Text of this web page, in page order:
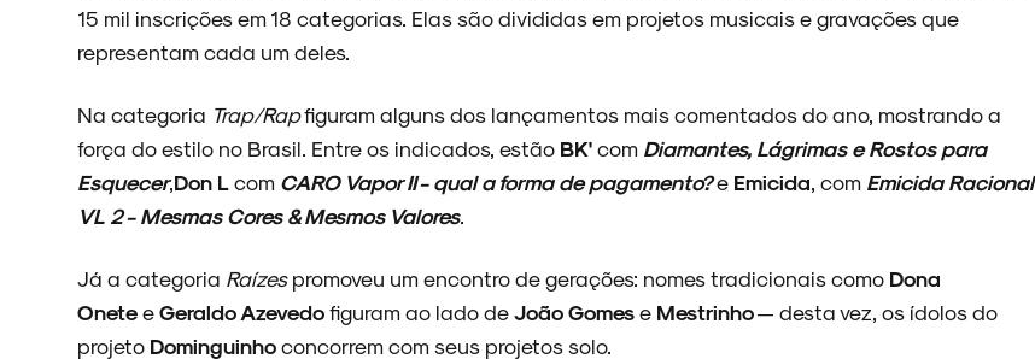
ARQUIVO
15 mil inscrições em 18 categorias. Elas são divididas em projetos musicais e gravações que
representam cada um deles.
Na categoria Trap/Rapfiguram alguns dos lançamentos mais comentados do ano, mostrando a
força do estilo no Brasil. Entre os indicados, estão BK'com Diamantes, Lágrimas e Rostos para
Esquecer,Don L com CARO Vapor II - qual a forma de pagamento?e Emicida , com Emicida Racional
VL 2 - Mesmas Cores & Mesmos Valores.
Já a categoria Raízespromoveu um encontro de gerações: nomes tradicionais como Dona
OneteeGeraldo Azevedofiguram ao lado deJoão Gomese Mestrinho— desta vez, os ídolos do
projeto Dominguinhoconcorrem com seus projetos solo.